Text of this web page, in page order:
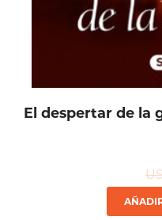
El despertar de la